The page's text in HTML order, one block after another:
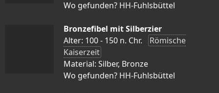
Wo gefunden? HH-Fuhlsbüttel
Bronzefibel mit Silberzier
Alter: 100 - 150 n. Chr.
Römische
Kaiserzeit
Material: Silber, Bronze
Wo gefunden? HH-Fuhlsbüttel